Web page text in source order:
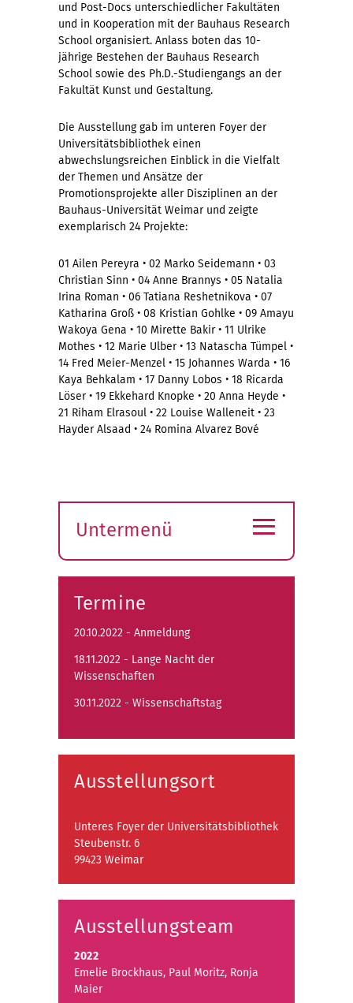
und Post-Docs unterschiedlicher Fakultäten
und in Kooperation mit der Bauhaus Research
School organisiert. Anlass boten das 10-
jährige Bestehen der Bauhaus Research
School sowie des Ph.D.-Studiengangs an der
Fakultät Kunst und Gestaltung.
Die Ausstellung gab im unteren Foyer der
Universitätsbibliothek einen
abwechslungsreichen Einblick in die Vielfalt
der Themen und Ansätze der
Promotionsprojekte aller Disziplinen an der
Bauhaus-Universität Weimar und zeigte
exemplarisch 24 Projekte:
01 Ailen Pereyra • 02 Marko Seidemann • 03
Christian Sinn • 04 Anne Brannys • 05 Natalia
Irina Roman • 06 Tatiana Reshetnikova • 07
Katharina Groß • 08 Kristian Gohlke • 09 Amayu
Wakoya Gena • 10 Mirette Bakir • 11 Ulrike
Mothes • 12 Marie Ulber • 13 Natascha Tümpel •
14 Fred Meier-Menzel • 15 Johannes Warda • 16
Kaya Behkalam • 17 Danny Lobos • 18 Ricarda
Löser • 19 Ekkehard Knopke • 20 Anna Heyde •
21 Riham Elrasoul • 22 Louise Walleneit • 23
Hayder Alsaad • 24 Romina Alvarez Bové
Untermenü
öffnen
≡
Termine
20.10.2022 - Anmeldung
18.11.2022 - Lange Nacht der
Wissenschaften
30.11.2022 - Wissenschaftstag
Ausstellungsort
Unteres Foyer der Universitätsbibliothek
Steubenstr. 6
99423 Weimar
Ausstellungsteam
2022
Emelie Brockhaus, Paul Moritz, Ronja
Maier